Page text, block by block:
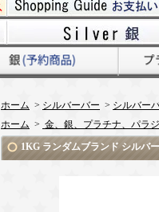
ホーム > シルバーバー > シルバー
ホーム > 金、銀、プラチナ、パラ
1KG ランダムブランド シルバ